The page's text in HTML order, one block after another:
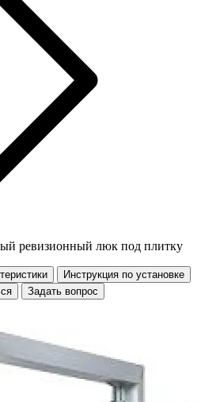
ревизионный люк под плитку
Инструкция по установке
Задать вопрос